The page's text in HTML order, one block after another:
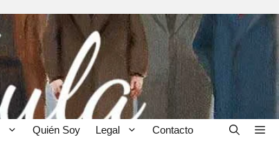
Quién Soy Legal Contacto